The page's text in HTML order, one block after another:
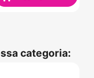
categoria: